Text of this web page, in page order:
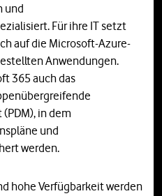
und
Für ihre IT setzt
auf die Microsoft-Azure-
Anwendungen.
365 auch das
in dem
und
werden.
hohe Verfügbarkeit werden